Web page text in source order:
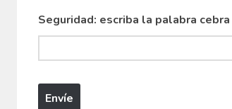
Seguridad: escriba la palabra